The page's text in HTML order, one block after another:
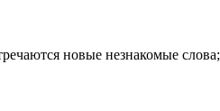
новые незнакомые слова;